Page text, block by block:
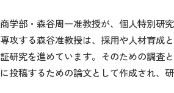
商学部・森谷周一准教授が、個人特別研
専攻する森谷准教授は、採用や人材育成
証研究を進めています。そのための調査
に投稿するための論文として作成され、